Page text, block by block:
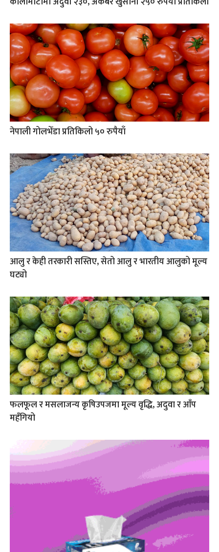
नेपाली गोलभेँडा प्रतिकिलो ५० रुपैयाँ
आलु र केही तरकारी सस्तिए, सेतो आलु र भारतीय आलुको मूल्य
घट्यो
फलफूल र मसलाजन्य कृषिउपजमा मूल्य वृद्धि, अदुवा र आँप
महँगियो